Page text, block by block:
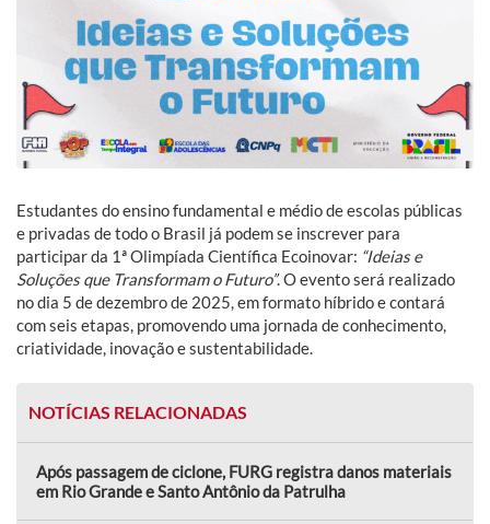
Estudantes do ensino fundamental e médio de escolas públicas
e privadas de todo o Brasil já podem se inscrever para
participar da 1ª Olimpíada Científica Ecoinovar: “Ideias e
Soluções que Transformam o Futuro”. O evento será realizado
no dia 5 de dezembro de 2025, em formato híbrido e contará
com seis etapas, promovendo uma jornada de conhecimento,
criatividade, inovação e sustentabilidade.
NOTÍCIAS RELACIONADAS
Após passagem de ciclone, FURG registra danos materiais
em Rio Grande e Santo Antônio da Patrulha